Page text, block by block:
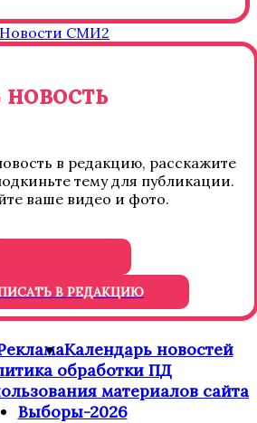
Новости СМИ2
в редакцию, расскажите
тему для публикации.
ваше видео и фото.
В РЕДАКЦИЮ
Календарь новостей
обработки ПД
материалов сайта
Выборы-2026